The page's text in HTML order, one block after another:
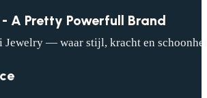
A Pretty Powerfull Brand
— waar stijl, kracht en